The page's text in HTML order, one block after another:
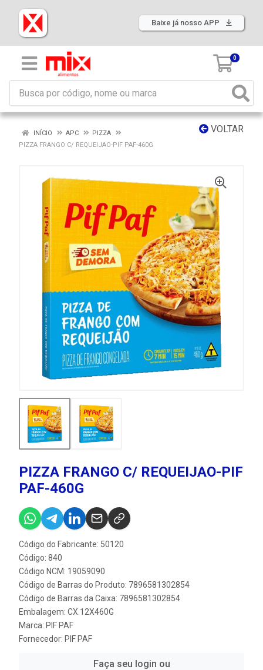
Baixe já nosso APP
0
VOLTAR
INÍCIO APC
PIZZA
PIZZA FRANGO C/ REQUEIJAO-PIF PAF-460G
PIZZA FRANGO C/ REQUEIJAO-PIF
PAF-460G
Código do Fabricante: 50120
Código: 840
Código NCM: 19059090
Código de Barras do Produto: 7896581302854
Código de Barras da Caixa: 7896581302854
Embalagem: CX.12X460G
Marca: PIF PAF
Fornecedor: PIF PAF
Faça seu login ou